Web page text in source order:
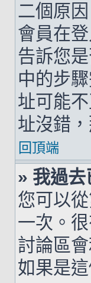
二個原
會員在
告訴您
中的步
址可能
址沒錯
回頂端
» 我過
您可以
一次。
討論區
如果是